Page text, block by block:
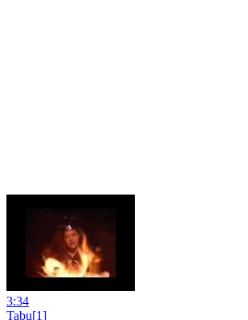
3:34
Tabu[1]